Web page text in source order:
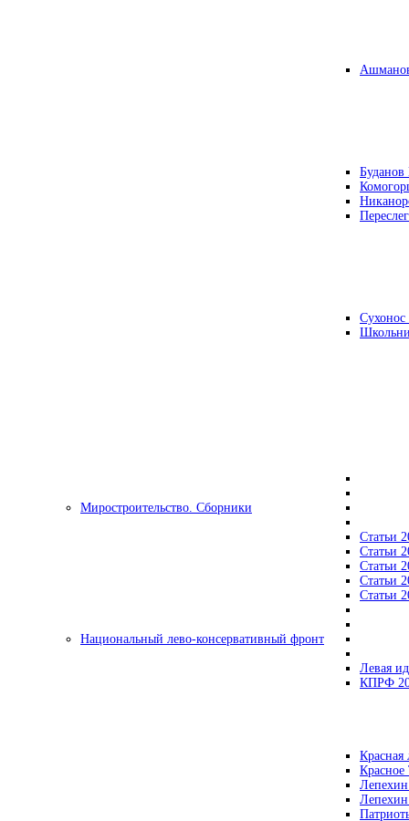
Буданов
Миростроительство. Сборники
Статьи
Статьи
Статьи
Статьи
Статьи
Национальный лево-консервативный фронт
Левая
КПРФ
Красная